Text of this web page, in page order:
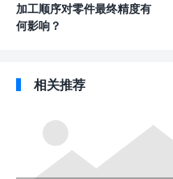
加工顺序对零件最终精度有
何影响？
相关推荐